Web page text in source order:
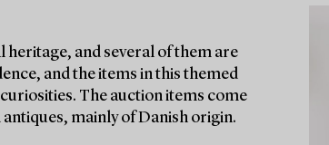
heritage, and several of them are
and the items in this themed
The auction items come
mainly of Danish origin.